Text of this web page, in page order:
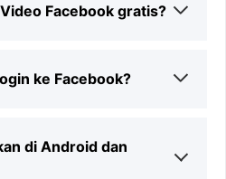
Facebook gratis?
yang didukung.
ke Facebook?
Facebook publik yang
di Android dan